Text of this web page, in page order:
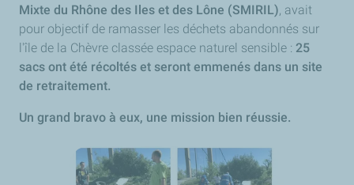
Mixte du Rhône des Iles et des Lône (SMIRIL), avait
pour objectif de ramasser les déchets abandonnés sur
l'île de la Chèvre classée espace naturel sensible : 25
sacs ont été récoltés et seront emmenés dans un site
de retraitement.
Un grand bravo à eux, une mission bien réussie.